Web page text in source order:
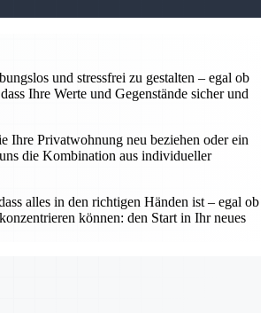
und stressfrei zu gestalten – egal ob
Ihre Werte und Gegenstände sicher und
Ihre Privatwohnung neu beziehen oder ein
die Kombination aus individueller
alles in den richtigen Händen ist – egal ob
können: den Start in Ihr neues